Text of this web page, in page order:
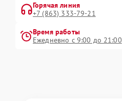
Горячая линия
+7 (863) 333-79-21
Время работы
Ежедневно с 9:00 до 21:00